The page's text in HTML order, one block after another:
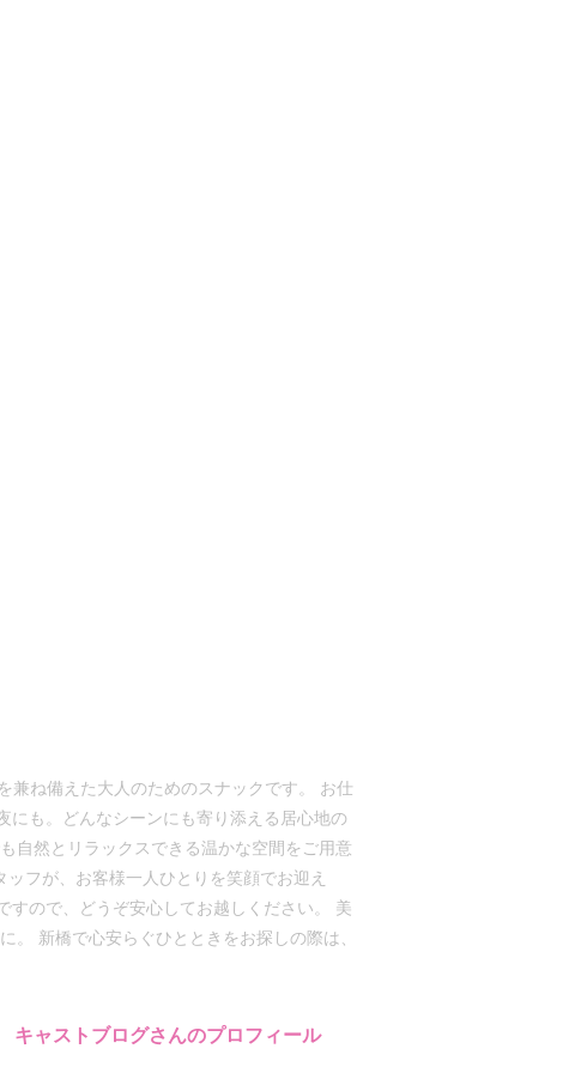
兼ね備えた大人のためのスナックです。 お仕
にも。どんなシーンにも寄り添える居心地の
自然とリラックスできる温かな空間をご用意
フが、お客様一人ひとりを笑顔でお迎え
すので、どうぞ安心してお越しください。 美
新橋で心安らぐひとときをお探しの際は、
キャストブログさんのプロフィール